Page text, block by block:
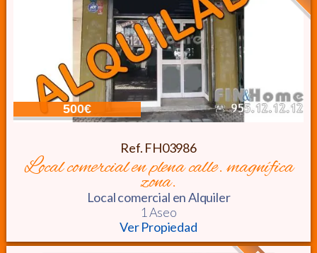
500€
Ref. FH03986
local comercial en plena calle. magnífica
zona.
Local comercial en Alquiler
1 Aseo
Ver Propiedad